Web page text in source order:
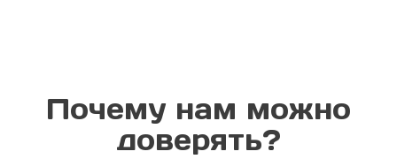
Почему нам можно
доверять?